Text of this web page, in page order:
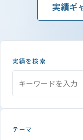
実績ギ
実績を検索
テーマ